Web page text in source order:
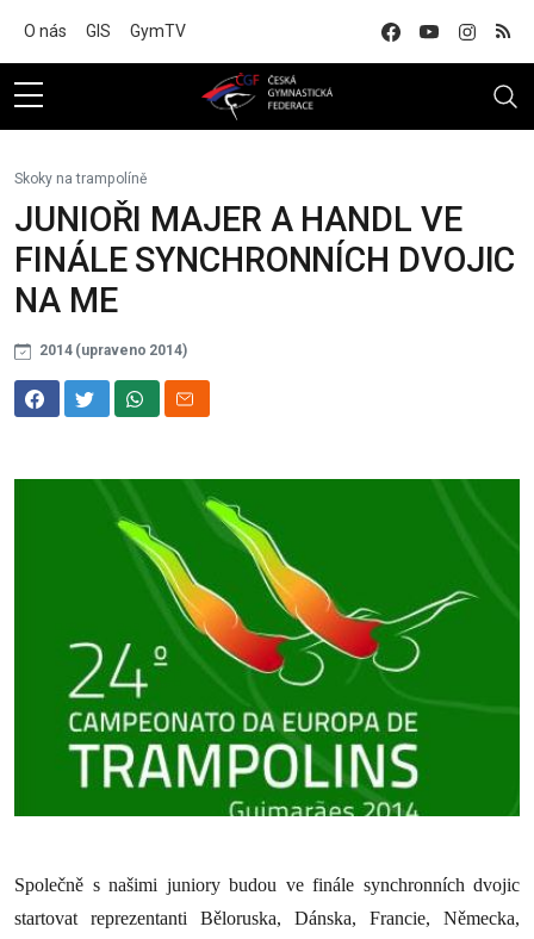
O nás GIS GymTV
Skoky na trampolíně
JUNIOŘI MAJER A HANDL VE
FINÁLE SYNCHRONNÍCH DVOJIC
NA ME
2014 (upraveno 2014)
Společně s našimi juniory budou ve finále synchronních dvojic
startovat reprezentanti Běloruska, Dánska, Francie, Německa,